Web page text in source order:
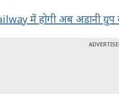
में होगी अब अडानी ग्रुप